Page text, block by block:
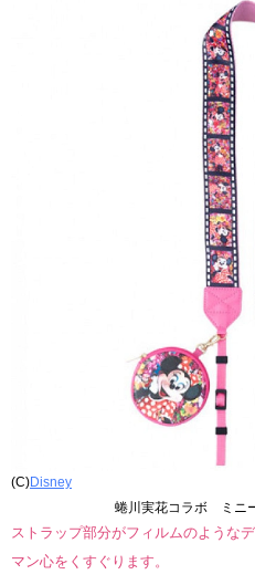
(C)Disney
蜷川実花コラボ ミニ
ストラップ部分がフィルムのような
マン心をくすぐります。